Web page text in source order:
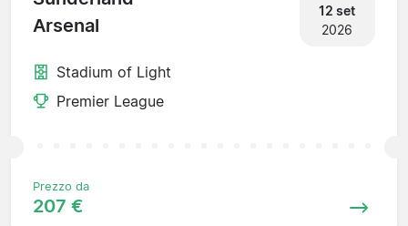
Arsenal
12 set
2026
Stadium of Light
Premier League
Prezzo da
207 €